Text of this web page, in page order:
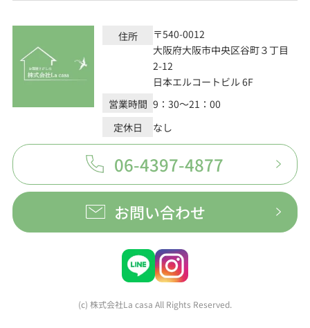
住所
〒540-0012
大阪府大阪市中央区谷町３丁目
2-12
日本エルコートビル 6F
営業時間 9：30～21：00
定休日
なし
06-4397-4877
お問い合わせ
(c) 株式会社La casa All Rights Reserved.